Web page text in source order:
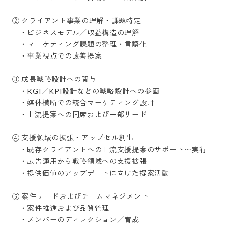
② クライアント事業の理解・課題特定
・ビジネスモデル／収益構造の理解
・マーケティング課題の整理・言語化
・事業視点での改善提案
③ 成長戦略設計への関与
・KGI／KPI設計などの戦略設計への参画
・媒体横断での統合マーケティング設計
・上流提案への同席および一部リード
④ 支援領域の拡張・アップセル創出
・既存クライアントへの上流支援提案のサポート〜実行
・広告運用から戦略領域への支援拡張
・提供価値のアップデートに向けた提案活動
⑤ 案件リードおよびチームマネジメント
・案件推進および品質管理
・メンバーのディレクション／育成